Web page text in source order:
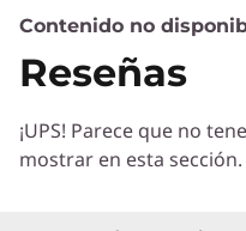
Servicios de
Diseñe la mejor
correcta para sus
empresariales.
Contenido no
Reseñas
¡UPS! Parece que no
mostrar en esta sección.